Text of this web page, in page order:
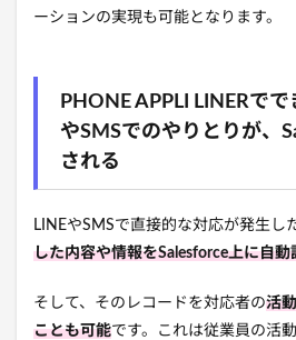
ーションの実現も可能となります。
PHONE APPLI LINERで
やSMSでのやりとりが、
される
LINEやSMSで直接的な対応が発生し
した内容や情報をSalesforce上に自動
そして、そのレコードを対応者の活
ことも可能です。これは従業員の活